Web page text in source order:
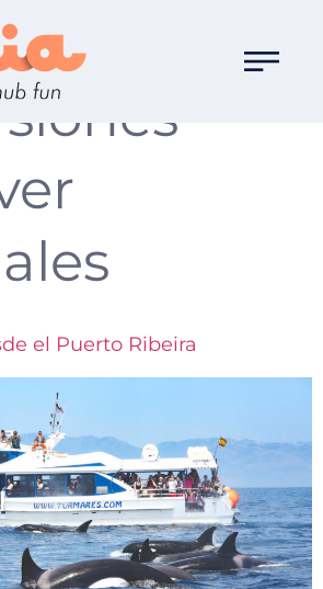
de Ocio:
el Puerto Ribeira